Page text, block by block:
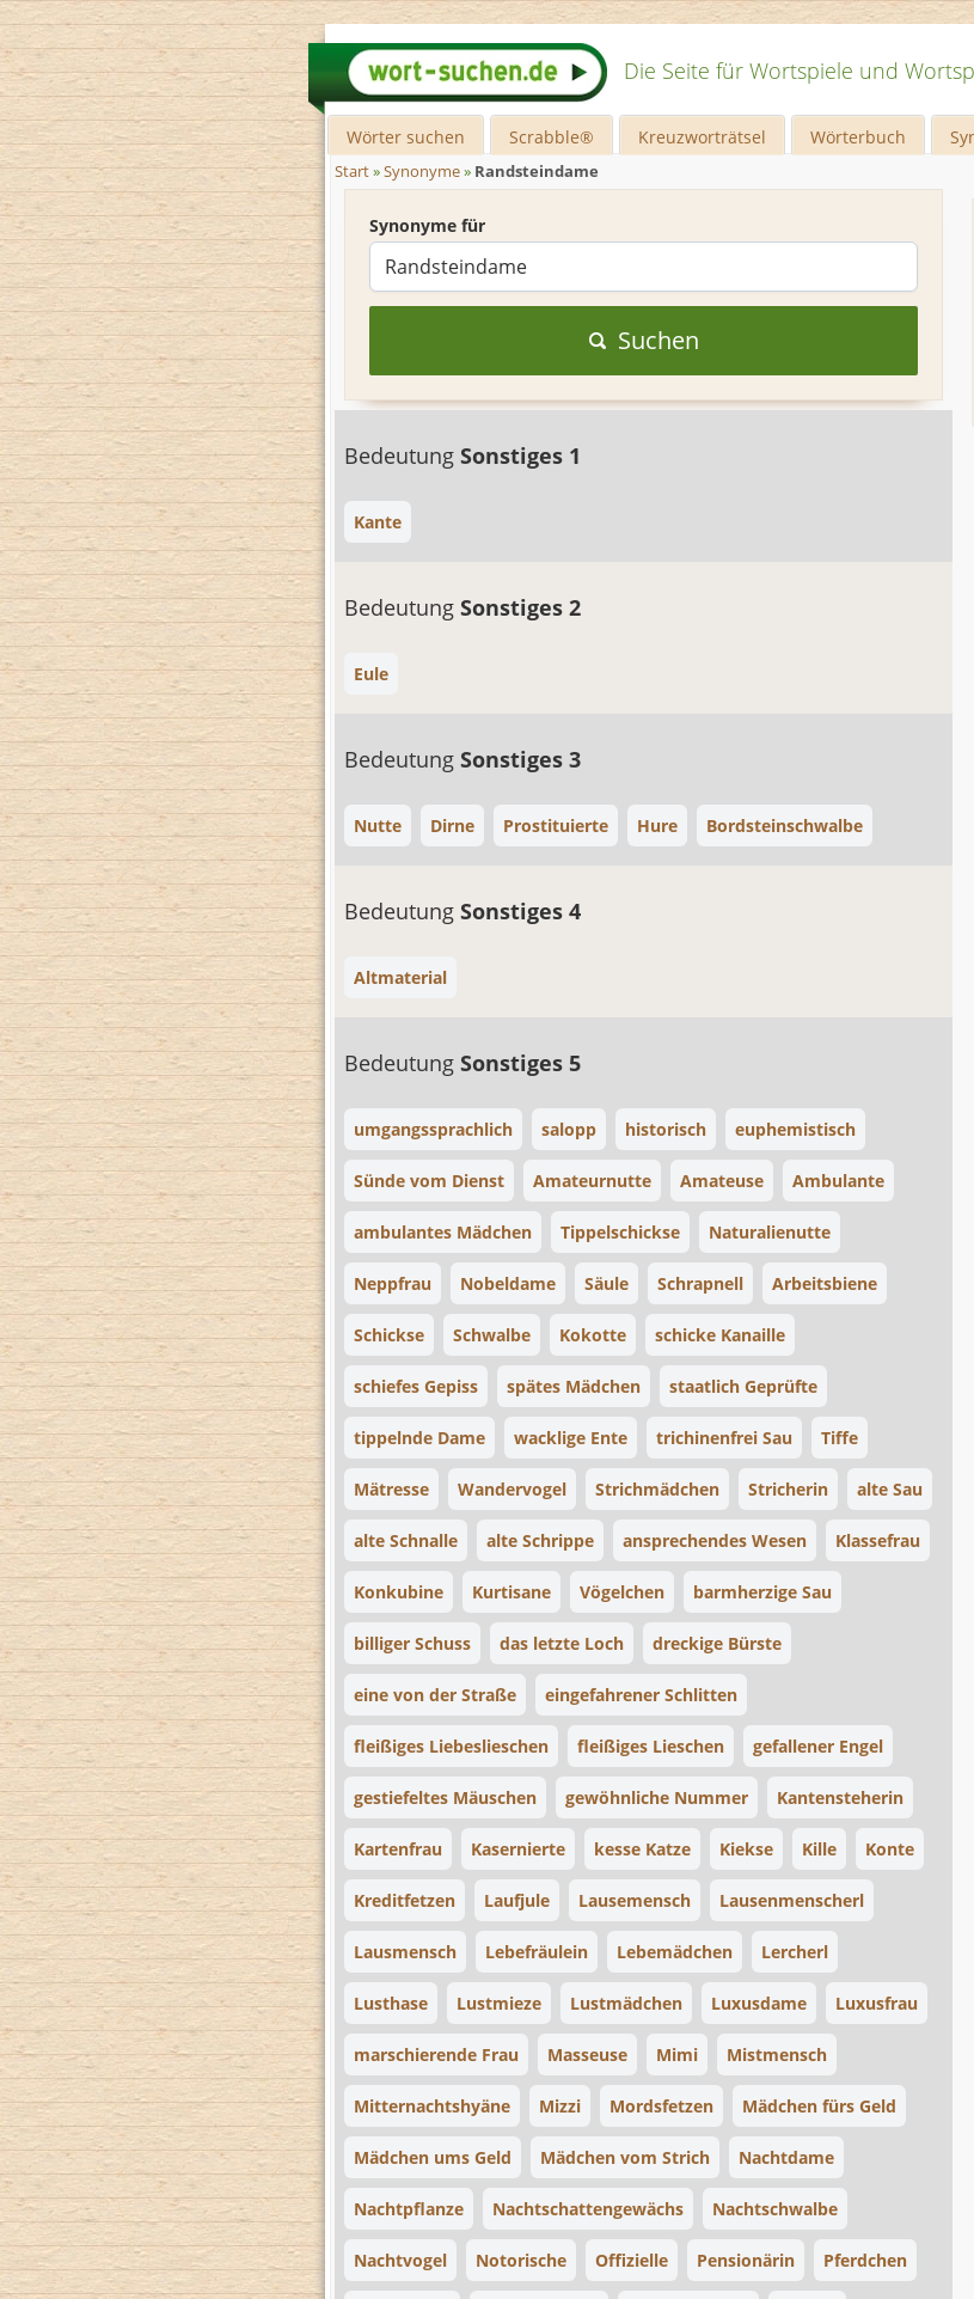
Die Seite für Wortspiele und
Wörter suchen Scrabble® Kreuzworträtsel Wörterbuch
Start»Synonyme» Randsteindame
Synonyme für
Suchen
Bedeutung Sonstiges 1
Kante
Bedeutung Sonstiges 2
Eule
Bedeutung Sonstiges 3
Nutte Dirne Prostituierte Hure Bordsteinschwalbe
Bedeutung Sonstiges 4
Altmaterial
Bedeutung Sonstiges 5
umgangssprachlich salopp historisch euphemistisch
Sünde vom Dienst Amateurnutte Amateuse Ambulante
ambulantes Mädchen Tippelschickse Naturalienutte
Neppfrau Nobeldame Säule Schrapnell Arbeitsbiene
Schickse Schwalbe Kokotte schicke Kanaille
schiefes Gepiss spätes Mädchen staatlich Geprüfte
tippelnde Dame wacklige Ente trichinenfrei Sau Tiffe
Mätresse Wandervogel Strichmädchen Stricherin alte Sau
alte Schnalle alte Schrippe ansprechendes Wesen Klassefrau
Konkubine Kurtisane Vögelchen barmherzige Sau
billiger Schuss das letzte Loch dreckige Bürste
eine von der Straße eingefahrener Schlitten
fleißiges Liebeslieschen fleißiges Lieschen gefallener Engel
gestiefeltes Mäuschen gewöhnliche Nummer Kantensteherin
Kartenfrau Kasernierte kesse Katze Kiekse Kille Konte
Kreditfetzen Laufjule Lausemensch Lausenmenscherl
Lausmensch Lebefräulein Lebemädchen Lercherl
Lusthase Lustmieze Lustmädchen Luxusdame Luxusfrau
marschierende Frau Masseuse Mimi Mistmensch
Mitternachtshyäne Mizzi Mordsfetzen Mädchen fürs Geld
Mädchen ums Geld Mädchen vom Strich Nachtdame
Nachtpflanze Nachtschattengewächs Nachtschwalbe
Nachtvogel Notorische Offizielle Pensionärin Pferdchen